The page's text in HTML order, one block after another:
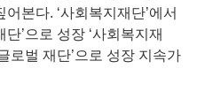
본다. ‘사회복지재단’에서
’으로 성장 ‘사회복지재
로벌 재단’으로 성장 지속가